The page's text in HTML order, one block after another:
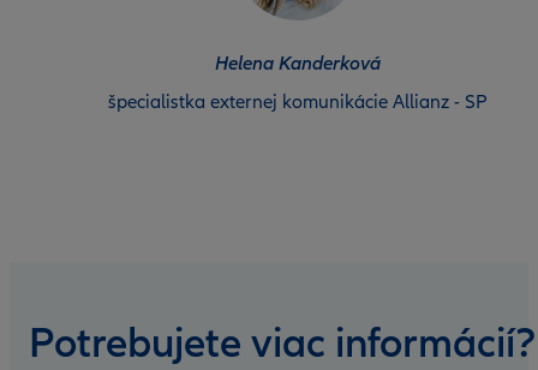
Helena Kanderková
špecialistka externej komunikácie Allianz - SP
Potrebujete viac informácií?